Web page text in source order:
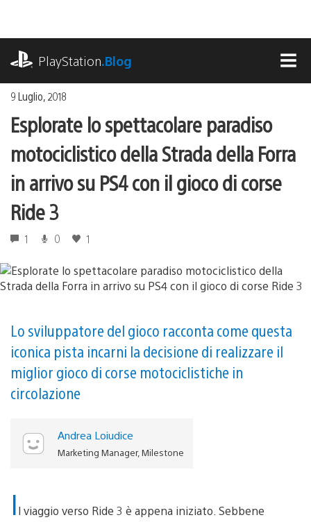
contenuto
PlayStation.Blog
9 Luglio, 2018
Esplorate lo spettacolare paradiso
motociclistico della Strada della Forra
in arrivo su PS4 con il gioco di corse
Ride 3
1 0 1
Lo sviluppatore del gioco racconta come questa
iconica pista incarni la decisione di realizzare il
miglior gioco di corse motociclistiche in
circolazione
Andrea Loiudice
Marketing Manager, Milestone
Il viaggio verso Ride 3 è appena iniziato. Sebbene